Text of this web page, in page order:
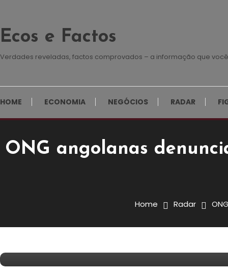
Content
Ecos e Factos
Verdades reveladas, factos comprovados – a informação que
HOME ECONOMIA NEGÓCIOS RADAR
ONG angolanas
Home Radar